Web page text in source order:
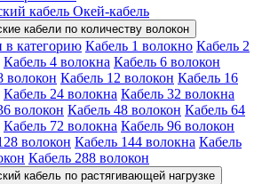
кабель Окей-кабель
кабели по количеству волокон
в категорию Кабель 1 волокно Кабель 2
Кабель 4 волокна Кабель 6 волокон
волокон Кабель 12 волокон Кабель 16
Кабель 24 волокна Кабель 32 волокна
волокон Кабель 48 волокон Кабель 64
Кабель 72 волокна Кабель 96 волокон
волокон Кабель 144 волокна Кабель
Кабель 288 волокон
кабель по растягивающей нагрузке